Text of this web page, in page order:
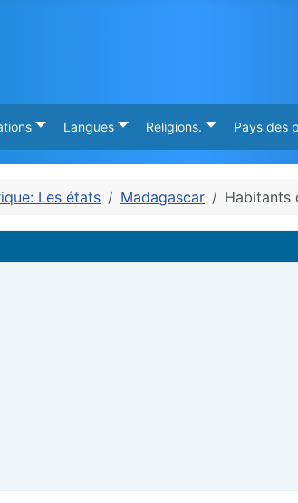
Langues Religions. Pays des
Les états Madagascar Habitants